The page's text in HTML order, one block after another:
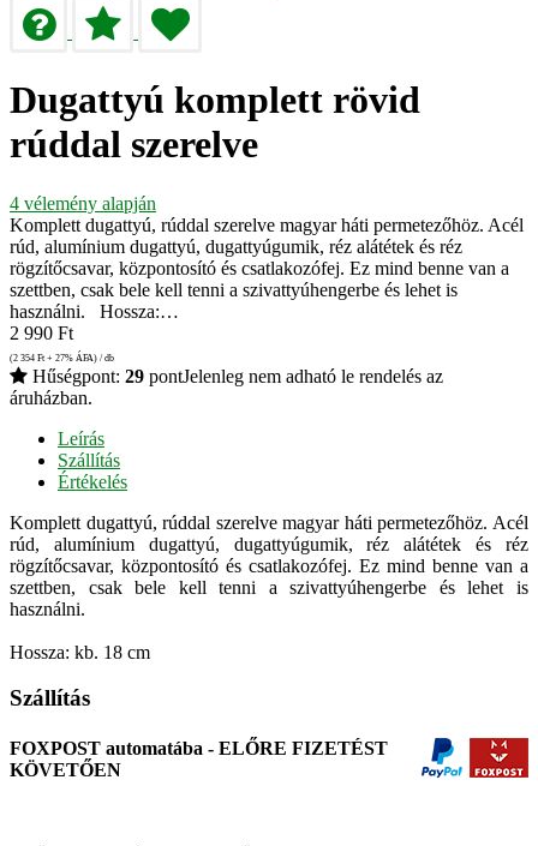
Dugattyú komplett rövid
rúddal szerelve
4 vélemény alapján
Komplett dugattyú, rúddal szerelve magyar háti permetezőhöz. Acél
rúd, alumínium dugattyú, dugattyúgumik, réz alátétek és réz
rögzítőcsavar, központosító és csatlakozófej. Ez mind benne van a
szettben, csak bele kell tenni a szivattyúhengerbe és lehet is
használni. Hossza:…
2 990 Ft
(2 354 Ft + 27% ÁFA) / db
Hűségpont: 29 pontJelenleg nem adható le rendelés az
áruházban.
Leírás
Szállítás
Értékelés
Komplett dugattyú, rúddal szerelve magyar háti permetezőhöz. Acél
rúd, alumínium dugattyú, dugattyúgumik, réz alátétek és réz
rögzítőcsavar, központosító és csatlakozófej. Ez mind benne van a
szettben, csak bele kell tenni a szivattyúhengerbe és lehet is
használni.
Hossza: kb. 18 cm
Szállítás
FOXPOST automatába - ELŐRE FIZETÉST
KÖVETŐEN